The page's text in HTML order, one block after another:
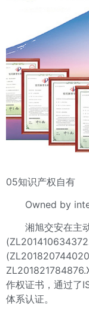
05知识产权自有
Owned by
湘旭交安在主动
作权证书，通过了
体系认证。